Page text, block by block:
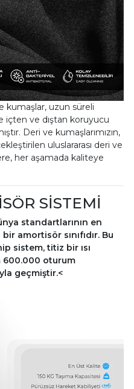
kumaşlar, uzun süreli
içten ve dıştan koruyucu
Deri ve kumaşlarımızın,
uluslararası deri ve
her aşamada kaliteye
SİSTEMİ
standartlarının en
amortisör sınıfıdır. Bu
sistem, titiz bir ısı
600.000 oturum
geçmiştir.<